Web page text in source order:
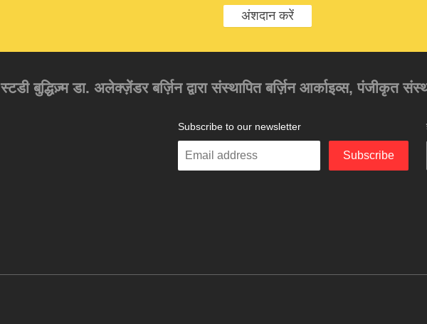
अंशदान करें
स्टडी बुद्धिज़्म डा. अलेक्ज़ेंडर बर्ज़िन द्वारा संस्थापित बर्ज़िन आर्काइव्स, पंजीकृत
Subscribe to our newsletter
Enter
Subscribe